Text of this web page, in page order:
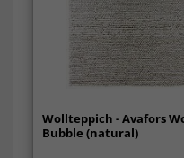
Wollteppich - Avafors
Bubble (natural)